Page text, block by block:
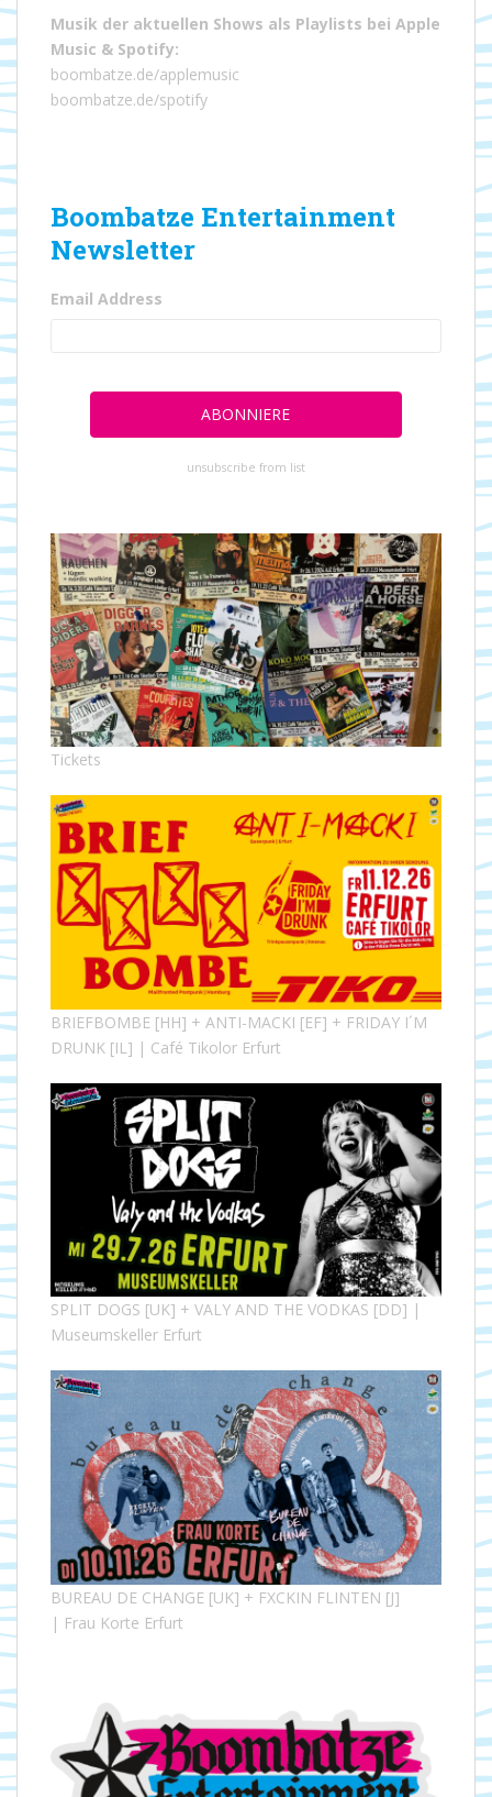
Musik der aktuellen Shows als Playlists bei Apple
Music & Spotify:
boombatze.de/applemusic
boombatze.de/spotify
Boombatze Entertainment
Newsletter
Email Address
unsubscribe from list
Tickets
BRIEFBOMBE [HH] + ANTI-MACKI [EF] + FRIDAY I´M
DRUNK [IL] | Café Tikolor Erfurt
SPLIT DOGS [UK] + VALY AND THE VODKAS [DD] |
Museumskeller Erfurt
BUREAU DE CHANGE [UK] + FXCKIN FLINTEN [J]
| Frau Korte Erfurt